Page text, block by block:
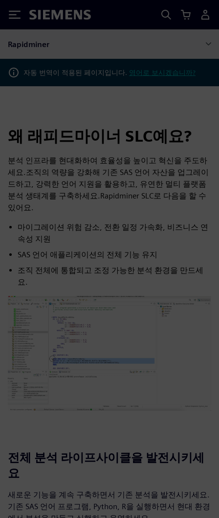
Siemens
Rapidminer
자동 번역이 적용된 페이지입니다. 영어로 보시겠습니까?
왜 래피드마이너 SLC예요?
분석 인프라를 현대화하여 효율성을 높이고 혁신을 주도하
세요.조직의 역량을 강화해 기존 SAS 언어 자산을 업그레이
드하고, 강력한 언어 지원을 활용하고, 유연한 멀티 플랫폼
분석 생태계를 구축하세요.Rapidminer SLC로 다음을 할 수
있어요.
마이그레이션 위험 감소, 전환 일정 가속화, 비즈니스 연
속성 지원
SAS 언어 애플리케이션의 전체 기능 유지
조직 전체에 통합되고 조정 가능한 분석 환경을 만드세
요.
전체 분석 라이프사이클을 발전시키세
요
새로운 기능을 계속 구축하면서 기존 분석을 발전시키세요.
기존 SAS 언어 프로그램, Python, R을 실행하면서 현대 환경